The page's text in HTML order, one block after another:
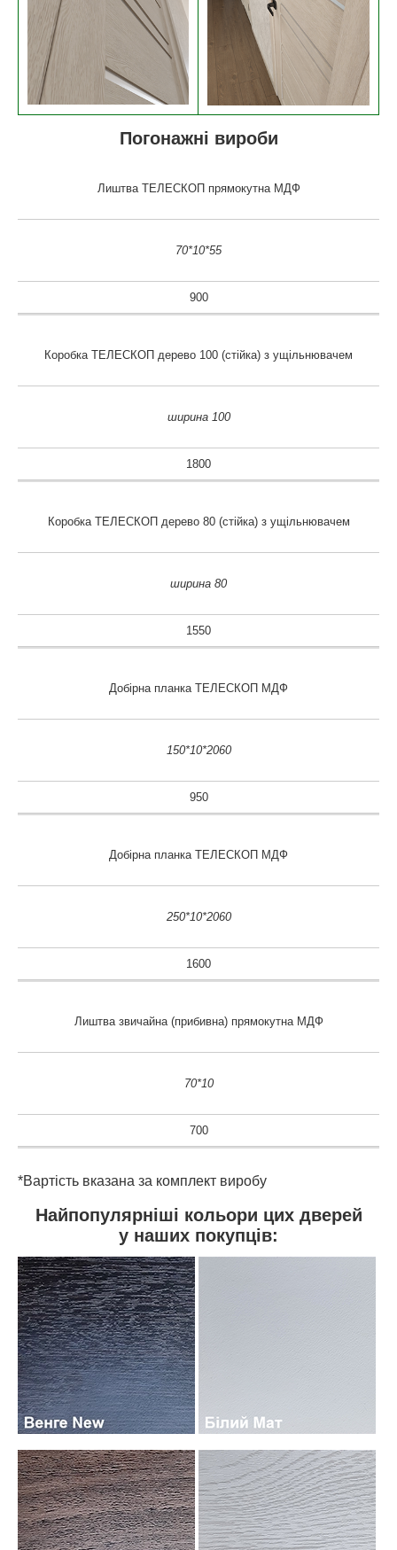
Погонажні вироби
Лиштва ТЕЛЕСКОП прямокутна МДФ
70*10*55
900
Коробка ТЕЛЕСКОП дерево 100 (стійка) з ущільнювачем
ширина 100
1800
Коробка ТЕЛЕСКОП дерево 80 (стійка) з ущільнювачем
ширина 80
1550
Добірна планка ТЕЛЕСКОП МДФ
150*10*2060
950
Добірна планка ТЕЛЕСКОП МДФ
250*10*2060
1600
Лиштва звичайна (прибивна) прямокутна МДФ
70*10
700
*Вартість вказана за комплект виробу
Найпопулярніші кольори цих дверей
у наших покупців: